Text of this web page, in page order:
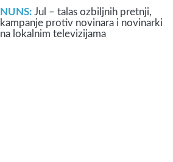
NUNS:Jul – talas ozbiljnih pretnji,
kampanje protiv novinara i novinarki
na lokalnim televizijama